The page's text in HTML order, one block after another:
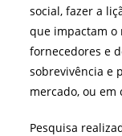
social, fazer a
que impactam o
fornecedores e
sobrevivência e
mercado, ou em
Pesquisa